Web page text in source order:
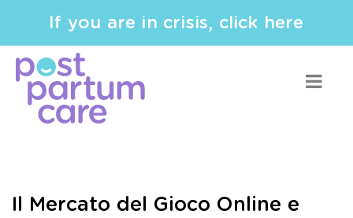
If you are in crisis, click here
Il Mercato del Gioco Online e